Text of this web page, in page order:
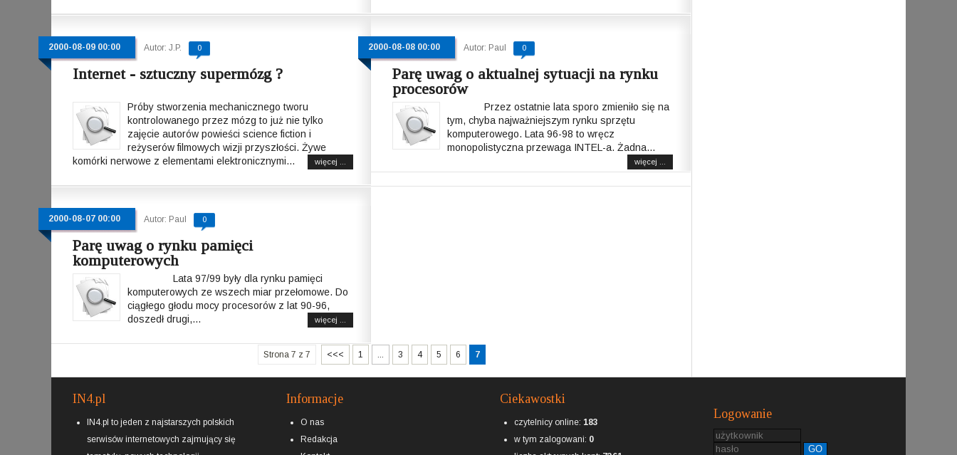
2000-08-09 00:00 Autor: J.P. 0
Internet - sztuczny supermózg ?
Próby stworzenia mechanicznego tworu
kontrolowanego przez mózg to już nie tylko
zajęcie autorów powieści science fiction i
reżyserów filmowych wizji przyszłości. Żywe
komórki nerwowe z elementami elektronicznymi...
więcej ...
2000-08-08 00:00 Autor: Paul 0
Parę uwag o aktualnej sytuacji na rynku
procesorów
Przez ostatnie lata sporo zmieniło się na
tym, chyba najważniejszym rynku sprzętu
komputerowego. Lata 96-98 to wręcz
monopolistyczna przewaga INTEL-a. Żadna...
więcej ...
2000-08-07 00:00 Autor: Paul 0
Parę uwag o rynku pamięci
komputerowych
Lata 97/99 były dla rynku pamięci
komputerowych ze wszech miar przełomowe. Do
ciągłego głodu mocy procesorów z lat 90-96,
doszedł drugi,...
więcej ...
Strona 7 z 7 <<< 1 3 4 5 6 7
IN4.pl
IN4.pl to jeden z najstarszych polskich
serwisów internetowych zajmujący się
Informacje
O nas
Redakcja
Ciekawostki
czytelnicy online: 183
w tym zalogowani: 0
Logowanie
GO